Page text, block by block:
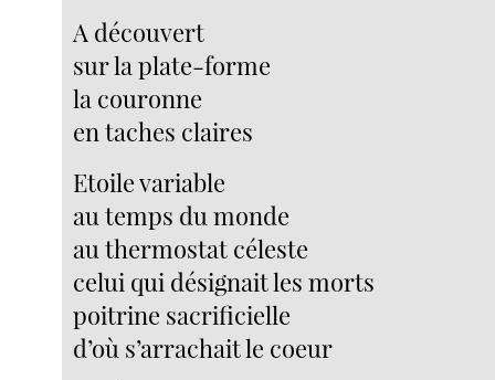
A découvert
sur la plate-forme
la couronne
en taches claires
Etoile variable
au temps du monde
au thermostat céleste
celui qui désignait les morts
poitrine sacrificielle
d’où s’arrachait le coeur